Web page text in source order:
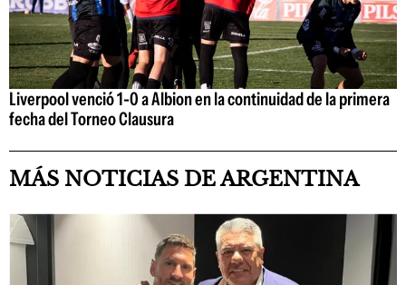
Liverpool venció 1-0 a Albion en la continuidad de la primera
fecha del Torneo Clausura
MÁS NOTICIAS DE ARGENTINA